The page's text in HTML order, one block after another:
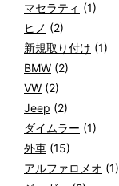
マセラティ (1)
ヒノ (2)
新規取り付け (1)
BMW (2)
VW (2)
Jeep (2)
ダイムラー (1)
外車 (15)
アルファロメオ (1)